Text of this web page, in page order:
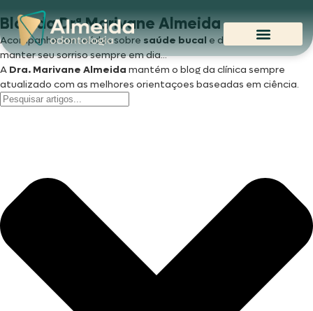
Blog da Drª Marivane Almeida
Acompanhe conteúdos sobresaúde bucale dicas para você
manter seu sorriso sempre em dia...
A Dra. Marivane Almeida mantém o blog da clínica sempre
atualizado com as melhores orientaçoes baseadas em ciência.